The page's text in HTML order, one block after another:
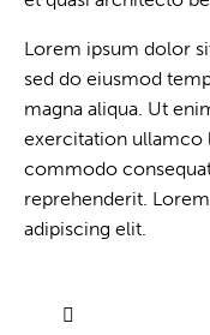
Lorem ipsum dolor
sed do eiusmod
magna aliqua. Ut
exercitation ullamco
commodo
reprehenderit.
adipiscing elit.